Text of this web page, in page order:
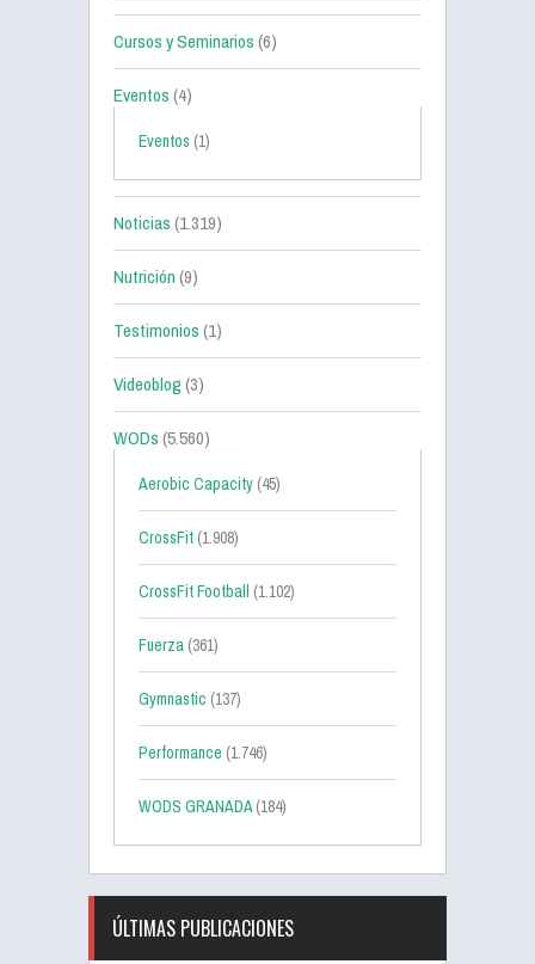
Cursos y Seminarios(6)
Eventos(4)
Eventos (1)
Noticias(1.319)
Nutrición(9)
Testimonios(1)
Videoblog(3)
WODs(5.560)
Aerobic Capacity (45)
CrossFit (1.908)
CrossFit Football (1.102)
Fuerza (361)
Gymnastic (137)
Performance (1.746)
WODS GRANADA(184)
ÚLTIMAS PUBLICACIONES